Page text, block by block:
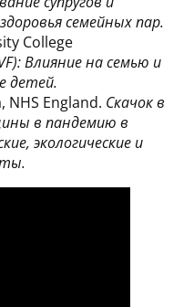
семейных пар.
College
Влияние на семью и
детей.
NHS England. Скачок в
в пандемию в
экологические и